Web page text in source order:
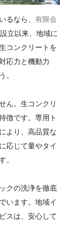
るなら、有限会
立以来、地域に
コンクリートを
応力と機動力
。
ん。生コンクリ
徴です。専用ト
より、高品質な
応じて量やタイ
。
クの洗浄を徹底
います。地域イ
スは、安心して